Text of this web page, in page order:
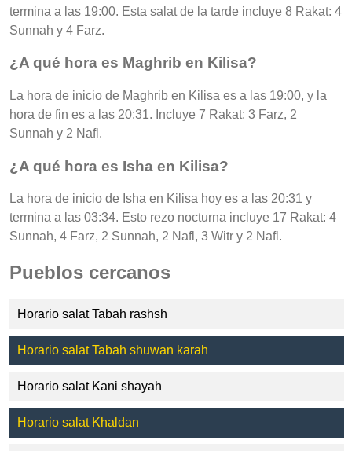
termina a las 19:00. Esta salat de la tarde incluye 8 Rakat: 4
Sunnah y 4 Farz.
¿A qué hora es Maghrib en Kilisa?
La hora de inicio de Maghrib en Kilisa es a las 19:00, y la
hora de fin es a las 20:31. Incluye 7 Rakat: 3 Farz, 2
Sunnah y 2 Nafl.
¿A qué hora es Isha en Kilisa?
La hora de inicio de Isha en Kilisa hoy es a las 20:31 y
termina a las 03:34. Esto rezo nocturna incluye 17 Rakat: 4
Sunnah, 4 Farz, 2 Sunnah, 2 Nafl, 3 Witr y 2 Nafl.
Pueblos cercanos
Horario salat Tabah rashsh
Horario salat Tabah shuwan karah
Horario salat Kani shayah
Horario salat Khaldan